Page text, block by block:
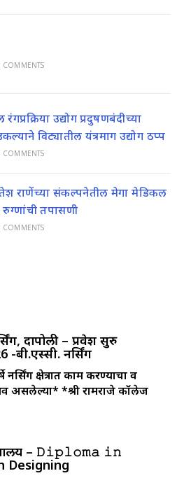
COMMENTS
उद्योग प्रदुषणबंदीच्या
विट्यातील यंत्रमाग उद्योग ठप्प
COMMENTS
राणेंच्या संकल्पनेतील मेगा मेडिकल
रुग्णांची तपासणी
COMMENTS
दापोली – प्रवेश सुरु
-बी.एस्सी. नर्सिंग
क्षेत्रात काम करण्याचा व
असलेल्या**श्री रामराजे कॉलेज
– 𝙳𝚒𝚙𝚕𝚘𝚖𝚊 𝚒𝚗
Designing